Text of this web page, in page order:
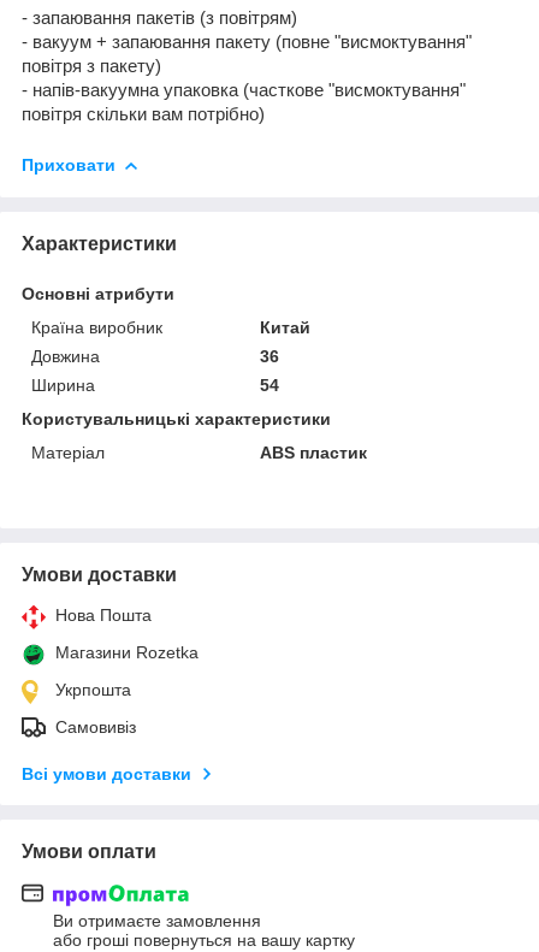
- запаювання пакетів (з повітрям)
- вакуум + запаювання пакету (повне "висмоктування"
повітря з пакету)
- напів-вакуумна упаковка (часткове "висмоктування"
повітря скільки вам потрібно)
Приховати
Характеристики
Основні атрибути
Країна виробник
Китай
Довжина
36
Ширина
54
Користувальницькі характеристики
Матеріал
ABS пластик
Умови доставки
Нова Пошта
Магазини Rozetka
Укрпошта
Самовивіз
Всі умови доставки
Умови оплати
Ви отримаєте замовлення
або гроші повернуться на вашу картку